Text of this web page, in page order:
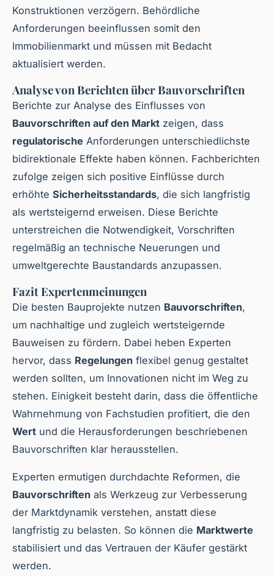
Konstruktionen verzögern. Behördliche
Anforderungen beeinflussen somit den
Immobilienmarkt und müssen mit Bedacht
aktualisiert werden.
Analyse von Berichten über Bauvorschriften
Berichte zur Analyse des Einflusses von
Bauvorschriften auf den Markt zeigen, dass
regulatorische Anforderungen unterschiedlichste
bidirektionale Effekte haben können. Fachberichten
zufolge zeigen sich positive Einflüsse durch
erhöhte Sicherheitsstandards, die sich langfristig
als wertsteigernd erweisen. Diese Berichte
unterstreichen die Notwendigkeit, Vorschriften
regelmäßig an technische Neuerungen und
umweltgerechte Baustandards anzupassen.
Fazit Expertenmeinungen
Die besten Bauprojekte nutzen Bauvorschriften,
um nachhaltige und zugleich wertsteigernde
Bauweisen zu fördern. Dabei heben Experten
hervor, dass Regelungen flexibel genug gestaltet
werden sollten, um Innovationen nicht im Weg zu
stehen. Einigkeit besteht darin, dass die öffentliche
Wahrnehmung von Fachstudien profitiert, die den
Wert und die Herausforderungen beschriebenen
Bauvorschriften klar herausstellen.
Experten ermutigen durchdachte Reformen, die
Bauvorschriften als Werkzeug zur Verbesserung
der Marktdynamik verstehen, anstatt diese
langfristig zu belasten. So können die Marktwerte
stabilisiert und das Vertrauen der Käufer gestärkt
werden.